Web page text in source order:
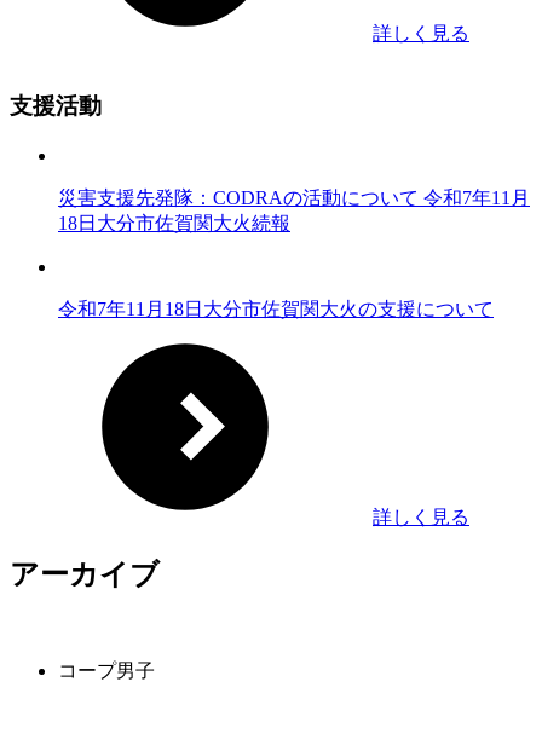
詳しく見る
支援活動
災害支援先発隊：CODRAの活動について 令和7年11月
18日大分市佐賀関大火続報
令和7年11月18日大分市佐賀関大火の支援について
詳しく見る
アーカイブ
コープ男子